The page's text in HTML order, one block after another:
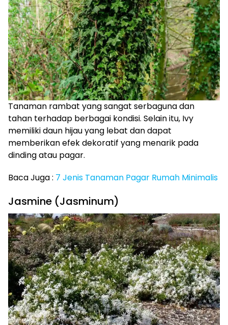
Tanaman rambat yang sangat serbaguna dan
tahan terhadap berbagai kondisi. Selain itu, Ivy
memiliki daun hijau yang lebat dan dapat
memberikan efek dekoratif yang menarik pada
dinding atau pagar.
Baca Juga : 7 Jenis Tanaman Pagar Rumah Minimalis
Jasmine (Jasminum)